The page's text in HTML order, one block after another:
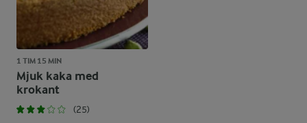
1 TIM 15 MIN
Mjuk kaka med
krokant
(25)